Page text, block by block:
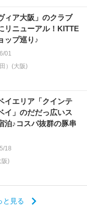
ィア大阪」のクラブ
リニューアル！KITTE
ップ巡り♪
01
）(大阪)
イエリア「クインテ
イ」のだだっ広いス
泊♪コスパ抜群の豚串
18
阪)
と見る